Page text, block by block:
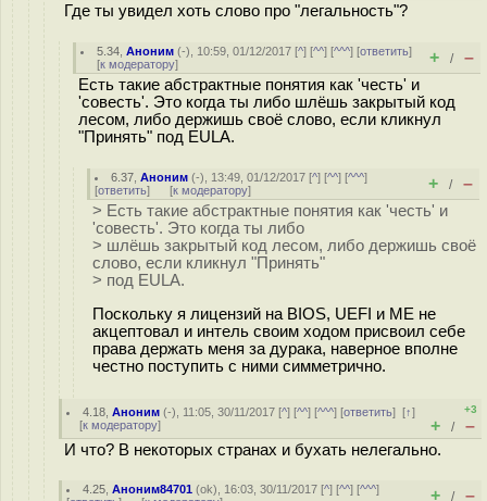
Где ты увидел хоть слово про "легальность"?
5.34 ,Аноним (-), 10:59, 01/12/2017 [^] [^^] [^^^] [ответить]
[к модератору] + / –
Есть такие абстрактные понятия как 'честь' и
'совесть'. Это когда ты либо шлёшь закрытый код
лесом, либо держишь своё слово, если кликнул
"Принять" под EULA.
6.37 ,Аноним (-), 13:49, 01/12/2017 [^] [^^] [^^^]
[ответить] [к модератору] + / –
> Есть такие абстрактные понятия как 'честь' и
'совесть'. Это когда ты либо
> шлёшь закрытый код лесом, либо держишь своё
слово, если кликнул "Принять"
> под EULA.
Поскольку я лицензий на BIOS, UEFI и ME не
акцептовал и интель своим ходом присвоил себе
права держать меня за дурака, наверное вполне
честно поступить с ними симметрично.
4.18 ,Аноним (-), 11:05, 30/11/2017 [^] [^^] [^^^] [ответить][↑]
[к модератору]
+3
+ / –
И что? В некоторых странах и бухать нелегально.
4.25 ,Аноним84701 (ok), 16:03, 30/11/2017 [^] [^^] [^^^]
+ / –